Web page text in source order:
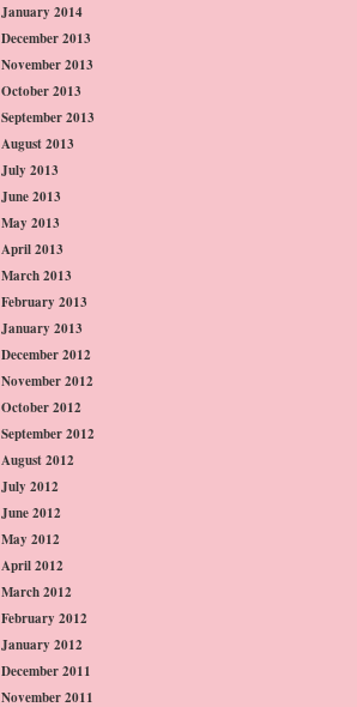
January 2014
December 2013
November 2013
October 2013
September 2013
August 2013
July 2013
June 2013
May 2013
April 2013
March 2013
February 2013
January 2013
December 2012
November 2012
October 2012
September 2012
August 2012
July 2012
June 2012
May 2012
April 2012
March 2012
February 2012
January 2012
December 2011
November 2011